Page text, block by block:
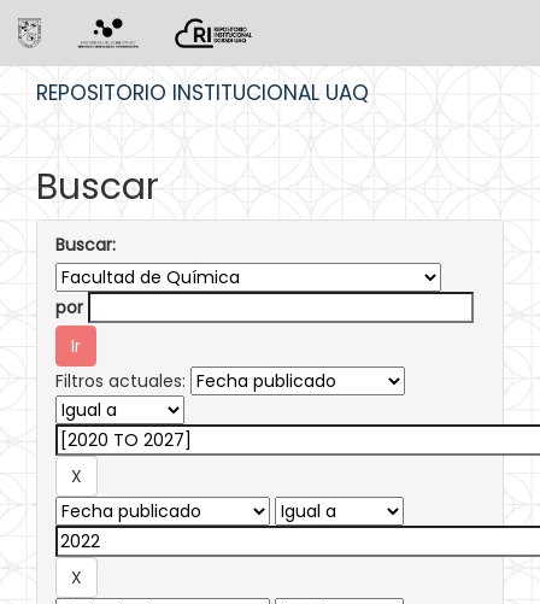
REPOSITORIO INSTITUCIONAL UAQ
Buscar
Buscar:
por
Filtros actuales: